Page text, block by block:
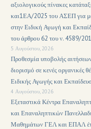
αξιολογικούς πίνακες
και1ΕΑ/2025 του ΑΣΕΠ για
στην Ειδική Αγωγή και
του άρθρου 62 του ν. 4589/
5 Αυγούστου, 2026
Προθεσμία υποβολής
διορισμό σε κενές οργανικές
Ειδικής Αγωγής και
4 Αυγούστου, 2026
Εξεταστικά Κέντρα
και Επαναληπτικών
Μαθημάτων ΓΕΛ και ΕΠΑΛ